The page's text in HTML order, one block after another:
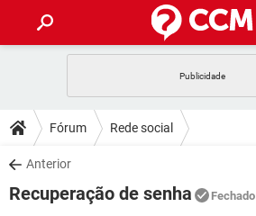
CELULAR
OUTLOOK
INSTAGRAM GMAIL
DICAS
JOGOS
DOWNLOADS
JOGOS
FÓRUM
Fórum Rede social
Anterior
Recuperação de senha Fechado